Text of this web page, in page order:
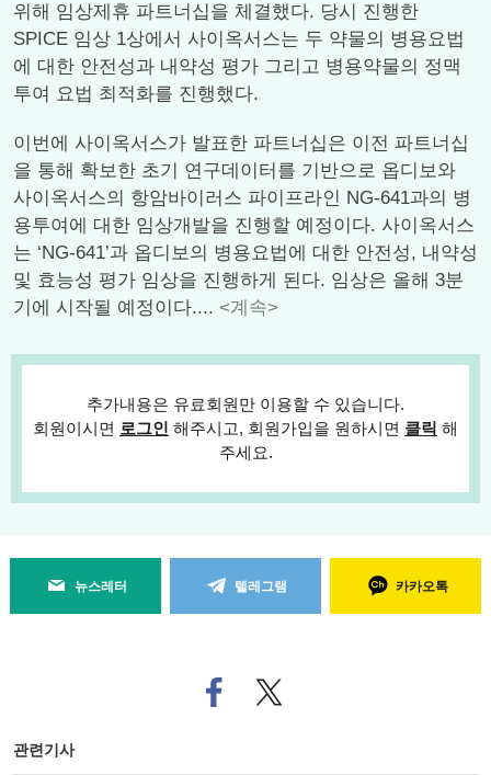
위해 임상제휴 파트너십을 체결했다. 당시 진행한
SPICE 임상 1상에서 사이옥서스는 두 약물의 병용요법
에 대한 안전성과 내약성 평가 그리고 병용약물의 정맥
투여 요법 최적화를 진행했다.
이번에 사이옥서스가 발표한 파트너십은 이전 파트너십
을 통해 확보한 초기 연구데이터를 기반으로 옵디보와
사이옥서스의 항암바이러스 파이프라인 NG-641과의 병
용투여에 대한 임상개발을 진행할 예정이다. 사이옥서스
는 ‘NG-641’과 옵디보의 병용요법에 대한 안전성, 내약성
및 효능성 평가 임상을 진행하게 된다. 임상은 올해 3분
기에 시작될 예정이다.... <계속>
추가내용은 유료회원만 이용할 수 있습니다.
회원이시면 로그인 해주시고, 회원가입을 원하시면 클릭 해
주세요.
뉴스레터 텔레그램 카카오톡
페
이
트위
터로
관련기사